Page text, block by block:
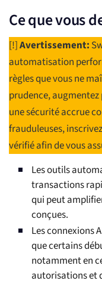
Ce que vous
[!]Avertissement:
automatisation
règles que vous ne
prudence,
une sécurité accrue
frauduleuses,
vérifié afin de vous
Les outils
transactions
qui peut
conçues.
Les connexions
que certains
notamment en
autorisations et